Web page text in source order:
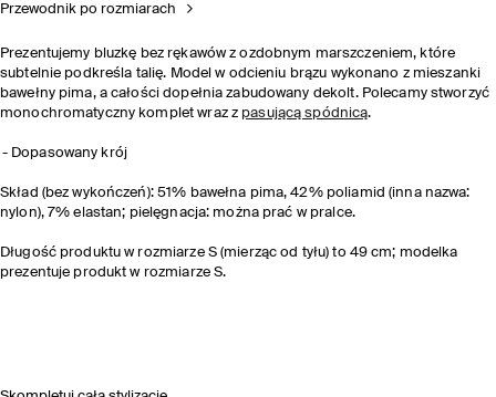
Przewodnik po rozmiarach
Prezentujemy bluzkę bez rękawów z ozdobnym marszczeniem, które
subtelnie podkreśla talię. Model w odcieniu brązu wykonano z mieszanki
bawełny pima, a całości dopełnia zabudowany dekolt. Polecamy stworzyć
monochromatyczny komplet wraz z pasującą spódnicą.
Dopasowany krój
Skład (bez wykończeń): 51% bawełna pima, 42% poliamid (inna nazwa:
nylon), 7% elastan; pielęgnacja: można prać w pralce.
Długość produktu w rozmiarze S (mierząc od tyłu) to 49 cm; modelka
prezentuje produkt w rozmiarze S.